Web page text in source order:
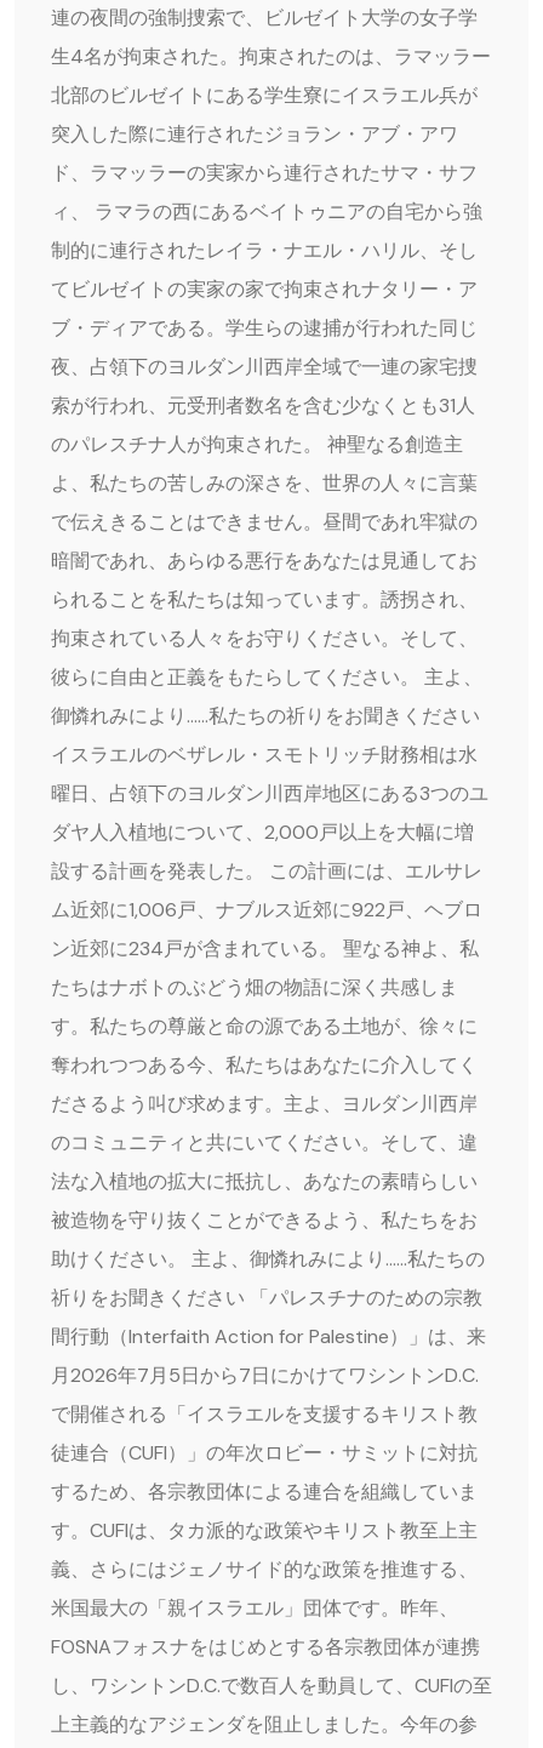
連の夜間の強制捜索で、ビルゼイト大学の女子学
生4名が拘束された。拘束されたのは、ラマッラー
北部のビルゼイトにある学生寮にイスラエル兵が
突入した際に連行されたジョラン・アブ・アワ
ド、ラマッラーの実家から連行されたサマ・サフ
ィ、 ラマラの西にあるベイトゥニアの自宅から強
制的に連行されたレイラ・ナエル・ハリル、そし
てビルゼイトの実家の家で拘束されナタリー・ア
ブ・ディアである。学生らの逮捕が行われた同じ
夜、占領下のヨルダン川西岸全域で一連の家宅捜
索が行われ、元受刑者数名を含む少なくとも31人
のパレスチナ人が拘束された。 神聖なる創造主
よ、私たちの苦しみの深さを、世界の人々に言葉
で伝えきることはできません。昼間であれ牢獄の
暗闇であれ、あらゆる悪行をあなたは見通してお
られることを私たちは知っています。誘拐され、
拘束されている人々をお守りください。そして、
彼らに自由と正義をもたらしてください。 主よ、
御憐れみにより……私たちの祈りをお聞きください
イスラエルのベザレル・スモトリッチ財務相は水
曜日、占領下のヨルダン川西岸地区にある3つのユ
ダヤ人入植地について、2,000戸以上を大幅に増
設する計画を発表した。 この計画には、エルサレ
ム近郊に1,006戸、ナブルス近郊に922戸、ヘブロ
ン近郊に234戸が含まれている。 聖なる神よ、私
たちはナボトのぶどう畑の物語に深く共感しま
す。私たちの尊厳と命の源である土地が、徐々に
奪われつつある今、私たちはあなたに介入してく
ださるよう叫び求めます。主よ、ヨルダン川西岸
のコミュニティと共にいてください。そして、違
法な入植地の拡大に抵抗し、あなたの素晴らしい
被造物を守り抜くことができるよう、私たちをお
助けください。 主よ、御憐れみにより……私たちの
祈りをお聞きください 「パレスチナのための宗教
間行動（Interfaith Action for Palestine）」は、来
月2026年7月5日から7日にかけてワシントンD.C.
で開催される「イスラエルを支援するキリスト教
徒連合（CUFI）」の年次ロビー・サミットに対抗
するため、各宗教団体による連合を組織していま
す。CUFIは、タカ派的な政策やキリスト教至上主
義、さらにはジェノサイド的な政策を推進する、
米国最大の「親イスラエル」団体です。昨年、
FOSNAフォスナをはじめとする各宗教団体が連携
し、ワシントンD.C.で数百人を動員して、CUFIの至
上主義的なアジェンダを阻止しました。今年の参